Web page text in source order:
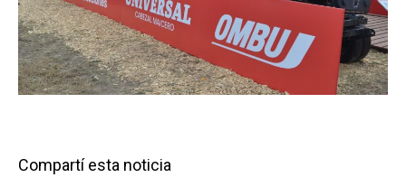
Compartí esta noticia